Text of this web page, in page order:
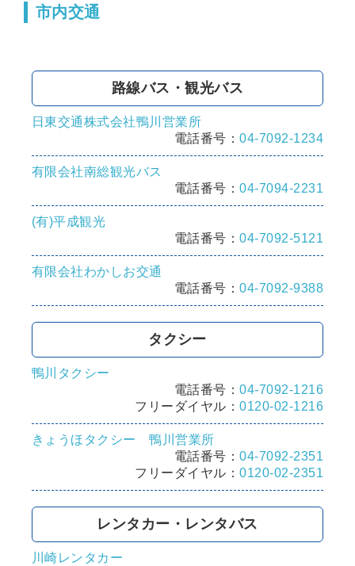
市内交通
路線バス・観光バス
日東交通株式会社鴨川営業所
電話番号：04-7092-1234
有限会社南総観光バス
電話番号：04-7094-2231
(有)平成観光
電話番号：04-7092-5121
有限会社わかしお交通
電話番号：04-7092-9388
タクシー
鴨川タクシー
電話番号：04-7092-1216
フリーダイヤル：0120-02-1216
きょうほタクシー 鴨川営業所
電話番号：04-7092-2351
フリーダイヤル：0120-02-2351
レンタカー・レンタバス
川崎レンタカー